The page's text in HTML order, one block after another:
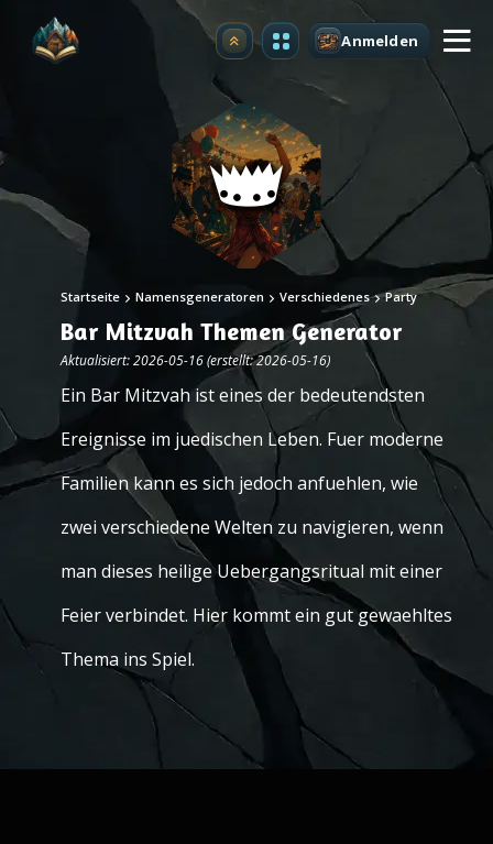
Upgrade Anmelden
Startseite Namensgeneratoren Verschiedenes Party
Bar Mitzvah Themen Generator
Aktualisiert: 2026-05-16 (erstellt: 2026-05-16)
Ein Bar Mitzvah ist eines der bedeutendsten
Ereignisse im juedischen Leben. Fuer moderne
Familien kann es sich jedoch anfuehlen, wie
zwei verschiedene Welten zu navigieren, wenn
man dieses heilige Uebergangsritual mit einer
Feier verbindet. Hier kommt ein gut gewaehltes
Thema ins Spiel.